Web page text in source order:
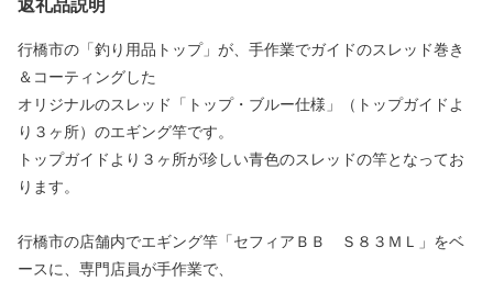
返礼品説明
行橋市の「釣り用品トップ」が、手作業でガイドのスレッド巻き
＆コーティングした
オリジナルのスレッド「トップ・ブルー仕様」（トップガイドよ
り３ヶ所）のエギング竿です。
トップガイドより３ヶ所が珍しい青色のスレッドの竿となってお
ります。
行橋市の店舗内でエギング竿「セフィアＢＢ Ｓ８３ＭＬ」をベ
ースに、専門店員が手作業で、